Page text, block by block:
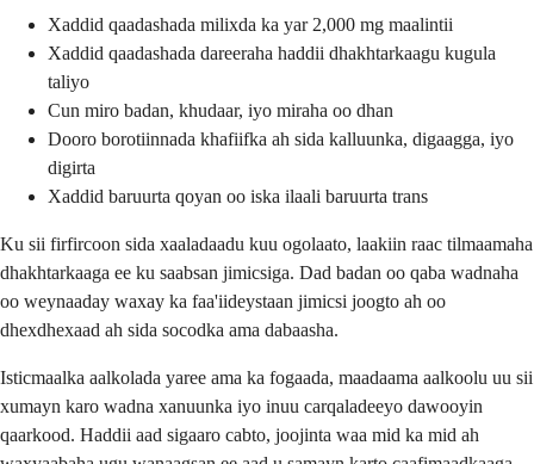
Xaddid qaadashada milixda ka yar 2,000 mg maalintii
Xaddid qaadashada dareeraha haddii dhakhtarkaagu kugula
taliyo
Cun miro badan, khudaar, iyo miraha oo dhan
Dooro borotiinnada khafiifka ah sida kalluunka, digaagga, iyo
digirta
Xaddid baruurta qoyan oo iska ilaali baruurta trans
Ku sii firfircoon sida xaaladaadu kuu ogolaato, laakiin raac tilmaamaha
dhakhtarkaaga ee ku saabsan jimicsiga. Dad badan oo qaba wadnaha
oo weynaaday waxay ka faa'iideystaan jimicsi joogto ah oo
dhexdhexaad ah sida socodka ama dabaasha.
Isticmaalka aalkolada yaree ama ka fogaada, maadaama aalkoolu uu sii
xumayn karo wadna xanuunka iyo inuu carqaladeeyo dawooyin
qaarkood. Haddii aad sigaaro cabto, joojinta waa mid ka mid ah